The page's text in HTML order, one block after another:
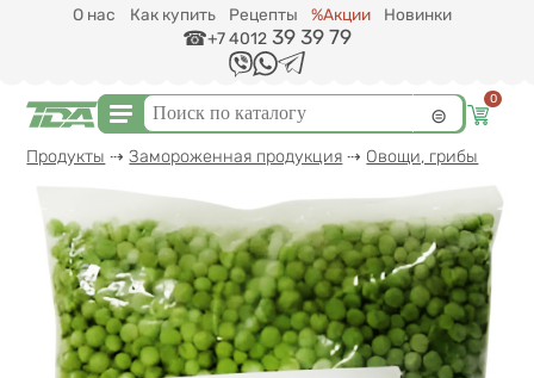
Перейти к основному содержанию
О нас Как купить Рецепты %Акции
Новинки
+7 4012 39 39 79
Форма поиска
Поиск 0
Вы здесь
Продукты ⇢Замороженная продукция ⇢ Овощи, грибы